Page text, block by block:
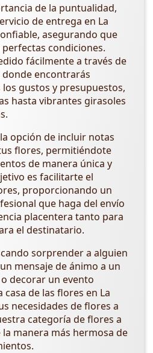
de la puntualidad,
de entrega en La
asegurando que
condiciones.
fácilmente a través de
encontrarás
gustos y presupuestos,
hasta vibrantes girasoles
opción de incluir notas
flores, permitiéndote
de manera única y
es facilitarte el
proporcionando un
que haga del envío
placentera tanto para
el destinatario.
sorprender a alguien
mensaje de ánimo a un
decorar un evento
casa de las flores en La
necesidades de flores a
categoría de flores a
manera más hermosa de